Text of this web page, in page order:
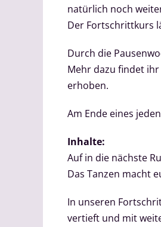
natürlich noch
Der Fortschrittkurs
Durch die
Mehr dazu findet ihr
erhoben.
Am Ende eines
Inhalte:
Auf in die nächste
Das Tanzen macht
In unseren
vertieft und mit